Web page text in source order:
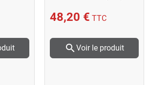
48,20 € TTC
search Voir le produit